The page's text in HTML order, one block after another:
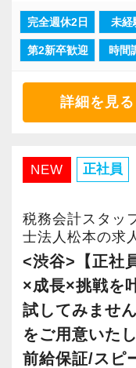
ができるように
未経験でも、接
ミュニケーショ
ください。
接客業で培った“
チャレンジした
ある会社で一緒
若くて勤勉な先
う」という気持
「未経験だし」
なか手を挙げら
先輩が担当して
しながら少しず
う。実際の数字
頂くことで、よ
そろそろ入力業
希望に応じて決
告業務にもチャ
ッフがサポート
計の業務を一通
▽ステップ3(4ヶ
一通りの業務を
って頂きます。
タッフ・オフィ
【目指すは“大家
緒に働ける方を求
「こんな明るい
ほど、仲が良く
実践型インター
将来会計事務所
【実務型研修・
れからの会計業
性を磨けます】
会計業界はいず
変わられる職業
その中で生き残
施企業」の認定
い環境づくりを
長く安心して働
ませんか？
昨年2022年12月
柏駅東口から徒
様が多いという特
現在は増員にも
め、今後はさら
戦略も行ってい
20代～30代の若
しており、とて
現在当社では「
「柏」「横浜」
2021年6月に「
後「新宿オフィ
さらに2022年12
し、2025年には
事業拡大を続け
安定性抜群の環
社員の持つ「や
大事にしている
も、スピーディ
す！
完全週休2日 未経
第2新卒歓迎 時間
詳細を見る
NEW 正社員
税務会計スタッ
士法人松本の求
<渋谷>【正社
×成長×挑戦を
試してみませ
をご用意いた
前給保証/スピ